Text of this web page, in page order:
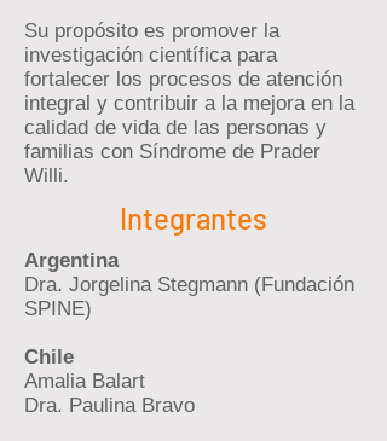
Su propósito es promover la
investigación científica para
fortalecer los procesos de atención
integral y contribuir a la mejora en la
calidad de vida de las personas y
familias con Síndrome de Prader
Willi.
Integrantes
Argentina
Dra. Jorgelina Stegmann (Fundación
SPINE)
Chile
Amalia Balart
Dra. Paulina Bravo